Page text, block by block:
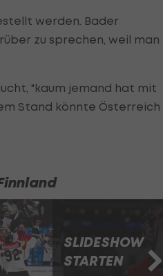
werden. Bader
zu sprechen, weil man
"kaum jemand hat mit
Stand könnte Österreich
SLIDESHOW
STARTEN